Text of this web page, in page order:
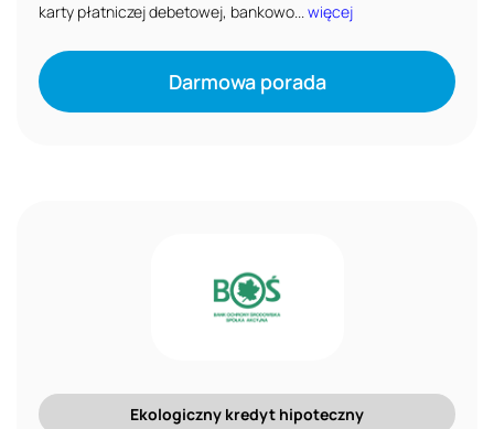
karty płatniczej debetowej, bankowo...więcej
Darmowa porada
Ekologiczny kredyt hipoteczny